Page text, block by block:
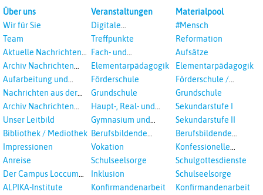
Über uns
Wir für Sie
Team
Aktuelle Nachrichten
aus dem RPI
Archiv Nachrichten
aus dem RPI ab 2018
Aufarbeitung und
Prävention
Landeskirche und EKD
Nachrichten aus der
Landeskirche
Archiv Nachrichten
aus der Landeskirche
Unser Leitbild
Bibliothek / Mediothek
Impressionen
Anreise
Der Campus Loccum
und Loccumer
ALPIKA-Institute
Veranstaltungen
Digitale
Veranstaltungen
Treffpunkte
Fach- und
Studientagungen
Elementarpädagogik
Förderschule
Grundschule
Haupt-, Real- und
Oberschule
Gymnasium und
Gesamtschule
Berufsbildende
Schulen
Vokation
Schulseelsorge
Inklusion
Konfirmandenarbeit
Materialpool
#Mensch
Reformation
Aufsätze
Elementarpädagogik
Förderschule /
Inklusion
Grundschule
Sekundarstufe I
Sekundarstufe II
Berufsbildende
Schulen
Konfessionelle
Kooperation
Schulgottesdienste
Schulseelsorge
Konfirmandenarbeit